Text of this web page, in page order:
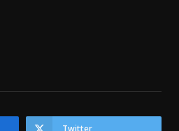
Twitter